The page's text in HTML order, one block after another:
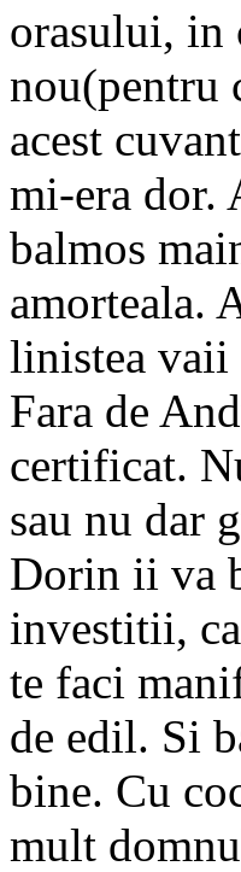
orasului, in
nou(pentru
acest
mi-era dor.
balmos
amorteala.
linistea vaii
Fara de
certificat.
sau nu dar
Dorin ii va
investitii,
te faci
de edil. Si
bine. Cu
mult